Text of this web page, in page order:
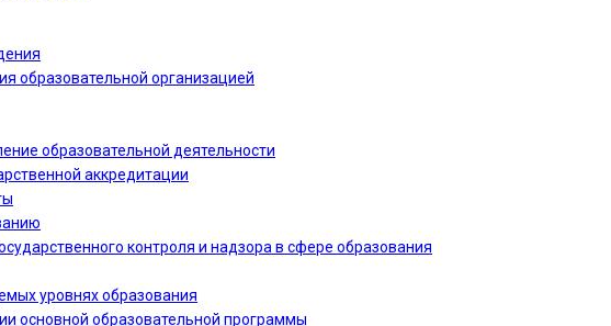
образовательной организацией
образовательной деятельности
аккредитации
контроля и надзора в сфере образования
уровнях образования
основной образовательной программы